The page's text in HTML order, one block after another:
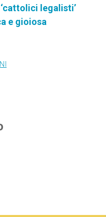
legalisti’
e gioiosa